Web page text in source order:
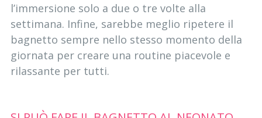
l’immersione solo a due o tre volte alla
settimana. Infine, sarebbe meglio ripetere il
bagnetto sempre nello stesso momento della
giornata per creare una routine piacevole e
rilassante per tutti.